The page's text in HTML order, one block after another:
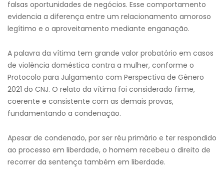
falsas oportunidades de negócios. Esse comportamento
evidencia a diferença entre um relacionamento amoroso
legítimo e o aproveitamento mediante enganação.
A palavra da vítima tem grande valor probatório em casos
de violência doméstica contra a mulher, conforme o
Protocolo para Julgamento com Perspectiva de Gênero
2021 do CNJ. O relato da vítima foi considerado firme,
coerente e consistente com as demais provas,
fundamentando a condenação.
Apesar de condenado, por ser réu primário e ter respondido
ao processo em liberdade, o homem recebeu o direito de
recorrer da sentença também em liberdade.